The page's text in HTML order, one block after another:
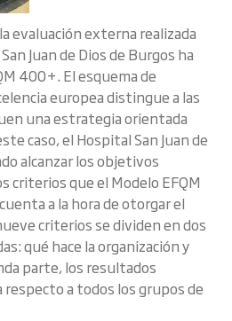
evaluación externa realizada
Juan de Dios de Burgos ha
400+. El esquema de
europea distingue a las
una estrategia orientada
caso, el Hospital San Juan de
alcanzar los objetivos
criterios que el Modelo EFQM
a la hora de otorgar el
criterios se dividen en dos
qué hace la organización y
parte, los resultados
a todos los grupos de